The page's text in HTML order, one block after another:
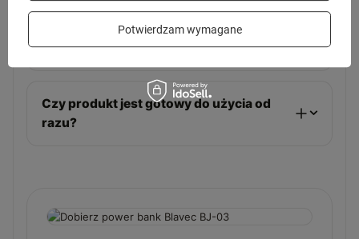
Czy oplot jest wytrzymały?
Czy produkt jest gotowy do użycia od
razu?
Potwierdzam wymagane